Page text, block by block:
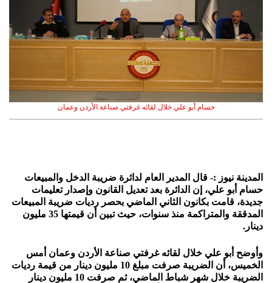
حسام أبو علي خلال لقائه غرفتي صناعة الأردن وعمان
المدينة نيوز :- قال المدير العام لدائرة ضريبة الدخل والمبيعات
حسام أبو علي، إن الدائرة بعد تعديل القانون وإصدار تعليمات
جديدة، قامت بكانون الثاني الماضي بحصر رديات ضريبة المبيعات
المدققة والمتراكمة منذ سنوات، حيث تبين أن قيمتها 35 مليون
دينار.
وأوضح أبو علي خلال لقائه غرفتي صناعة الأردن وعمان أمس
الخميس، أن الضريبة صرفت مبلغ 10 مليون دينار من قيمة رديات
الضريبة خلال شهر شباط الماضي، ثم صرفت 10 مليون دينار